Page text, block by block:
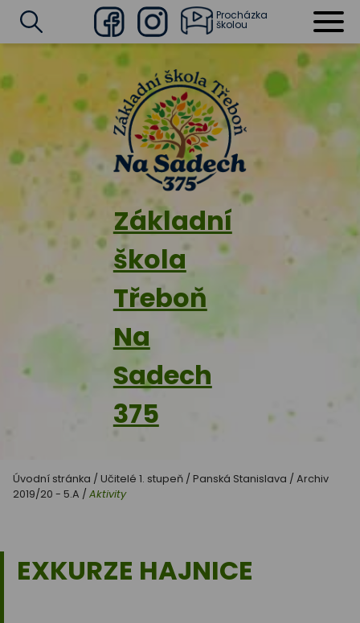
Základní
škola
Třeboň
Na
Sadech
375
FacebookInstagram
Procházka
školou
Úvodní stránka / Učitelé 1. stupeň / Panská Stanislava / Archiv
2019/20 - 5.A / Aktivity
EXKURZE HAJNICE